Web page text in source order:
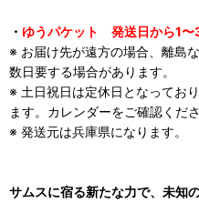
・ ゆうパケット 発送日から1〜
※ お届け先が遠方の場合、離島
数日要する場合があります。
※ 土日祝日は定休日となってお
ます。カレンダーをご確認くださ
※ 発送元は兵庫県になります。
サムスに宿る新たな力で、未知